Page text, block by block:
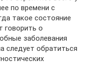
по времени с
такое состояние
говорить о
заболевания
следует обратиться